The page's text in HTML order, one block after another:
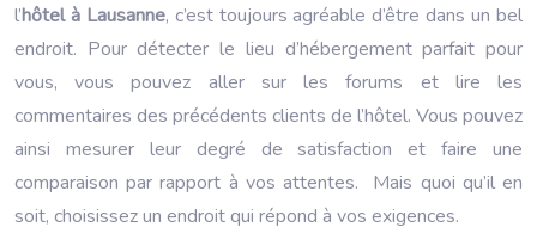
l’hôtel à Lausanne, c’est toujours agréable d’être dans un bel
endroit. Pour détecter le lieu d’hébergement parfait pour
vous, vous pouvez aller sur les forums et lire les
commentaires des précédents clients de l’hôtel. Vous pouvez
ainsi mesurer leur degré de satisfaction et faire une
comparaison par rapport à vos attentes. Mais quoi qu’il en
soit, choisissez un endroit qui répond à vos exigences.